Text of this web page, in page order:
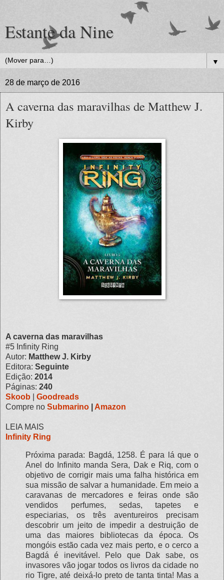
Estante da Nine
▼
28 de março de 2016
A caverna das maravilhas de Matthew J.
Kirby
A caverna das maravilhas
#5 Infinity Ring
Autor: Matthew J. Kirby
Editora: Seguinte
Edição: 2014
Páginas: 240
Skoob
Goodreads
Compre no Submarino Amazon
LEIA MAIS
Infinity Ring
Próxima parada: Bagdá, 1258. É para lá que o
Anel do Infinito manda Sera, Dak e Riq, com o
objetivo de corrigir mais uma falha histórica em
sua missão de salvar a humanidade. Em meio a
caravanas de mercadores e feiras onde são
vendidos perfumes, sedas, tapetes e
especiarias, os três aventureiros precisam
descobrir um jeito de impedir a destruição de
uma das maiores bibliotecas da época. Os
mongóis estão cada vez mais perto, e o cerco a
Bagdá é inevitável. Pelo que Dak sabe, os
invasores vão jogar todos os livros da cidade no
rio Tigre, até deixá-lo preto de tanta tinta! Mas a